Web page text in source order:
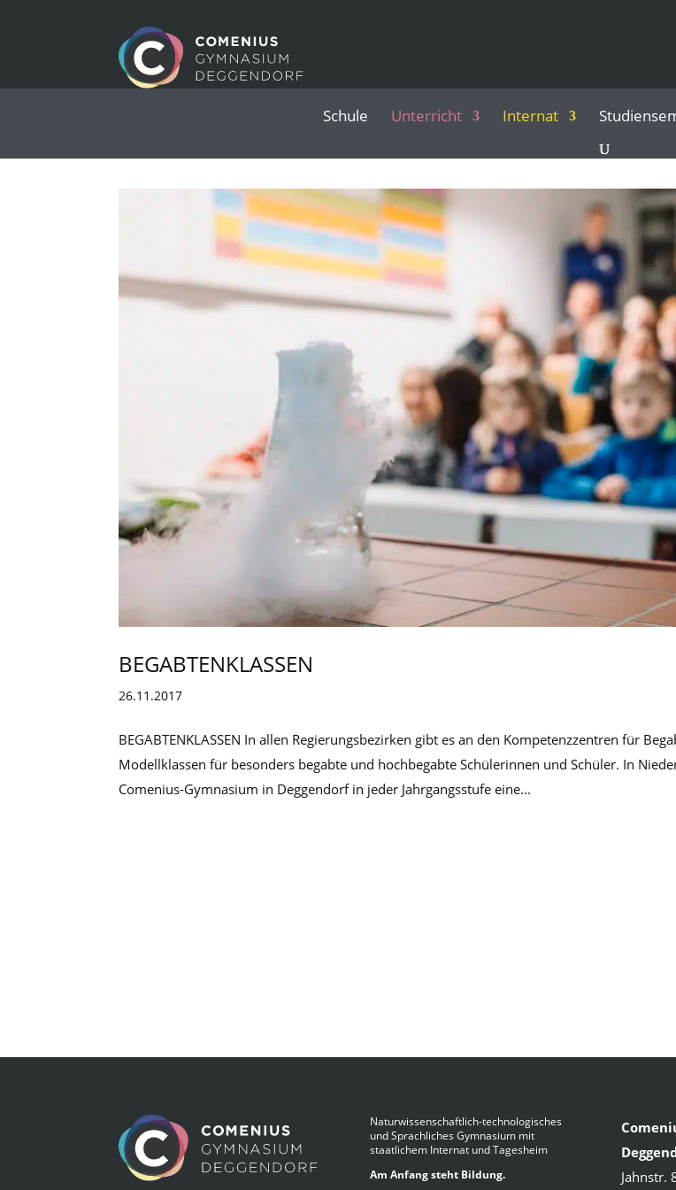
Schule Unterricht Internat
BEGABTENKLASSEN
26.11.2017
BEGABTENKLASSEN In allen Regierungsbezirken gibt es an den Kompetenzzentren für
Modellklassen für besonders begabte und hochbegabte Schülerinnen und Schüler. In
Comenius-Gymnasium in Deggendorf in jeder Jahrgangsstufe eine...
Naturwissenschaftlich-technologisches
und Sprachliches Gymnasium mit
staatlichem Internat und Tagesheim
Am Anfang steht Bildung.
Jahnstr.